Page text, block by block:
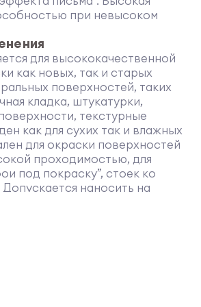
при невысоком
для высококачественной
как новых, так и старых
поверхностей, таких
кладка, штукатурки,
текстурные
как для сухих так и влажных
для окраски поверхностей
проходимостью, для
под покраску”, стоек ко
наносить на
красками, имеющими